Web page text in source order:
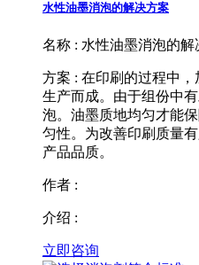
水性油墨消泡的解决方案
名称 : 水性油墨消泡的解
方案 : 在印刷的过程中
生产而成。由于组份中
泡。油墨质地均匀才能
匀性。为改善印刷质量
产品品质。
作者 :
介绍 :
立即咨询